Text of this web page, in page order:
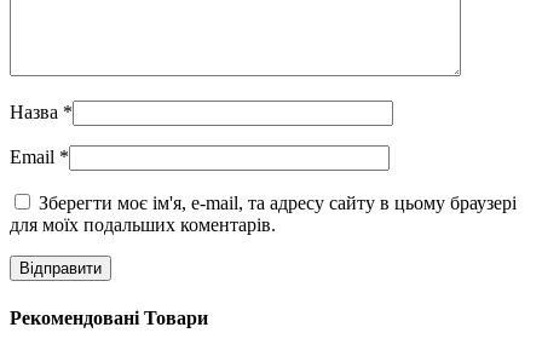
Назва *
Email *
Зберегти моє ім'я, e-mail, та адресу сайту в цьому браузері
для моїх подальших коментарів.
Рекомендовані Товари